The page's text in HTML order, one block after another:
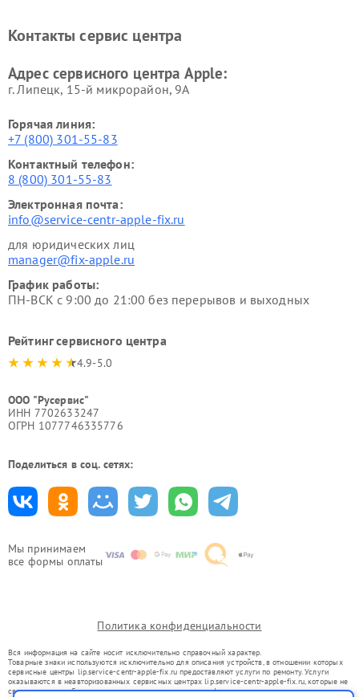
Мы принимаем
все формы оплаты
Контакты сервис центра
Адрес сервисного центра Apple:
г. Липецк, 15-й микрорайон, 9А
Горячая линия:
+7 (800) 301-55-83
Контактный телефон:
8 (800) 301-55-83
Электронная почта:
info@service-centr-apple-fix.ru
для юридических лиц
manager@fix-apple.ru
График работы:
ПН-ВСК с 9:00 до 21:00 без перерывов и выходных
Рейтинг сервисного центра
4.9-5.0
ООО "Русервис"
ИНН 7702633247
ОГРН 1077746335776
Поделиться в соц. сетях:
Политика конфиденциальности
Вся информация на сайте носит исключительно справочный характер.
Товарные знаки используются исключительно для описания устройств, в отношении которых
сервисные центры lip.service-centr-apple-fix.ru предоставляют услуги по ремонту. Услуги
оказываются в неавторизованных сервисных центрах lip.service-centr-apple-fix.ru, которые не
связаны с правообладателями товарных знаков или их официальными представителями.